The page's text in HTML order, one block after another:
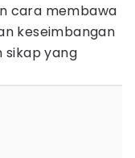
cara membawa
keseimbangan
sikap yang